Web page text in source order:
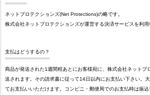
ネットプロテクションズ(Net Protections)の略です。
株式会社ネットプロテクションズが運営する決済サービスを利用
支払はどうするの？
商品が発送された1週間程あとにお客様宛に、株式会社ネットプ
送されます。その請求書に従って14日以内にお支払い下さい。
てお支払いいただけます。コンビニ・郵便局でのお支払時は振